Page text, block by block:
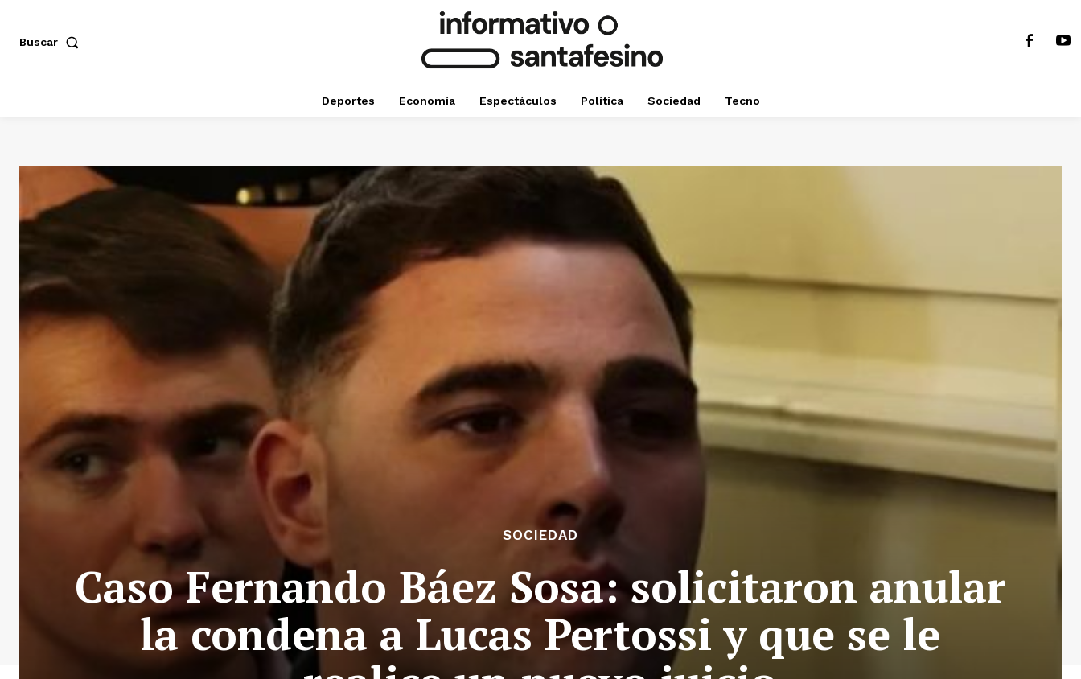
Buscar
Deportes Economía Espectáculos Política Sociedad Tecno
SOCIEDAD
Caso Fernando Báez Sosa: solicitaron anular
la condena a Lucas Pertossi y que se le